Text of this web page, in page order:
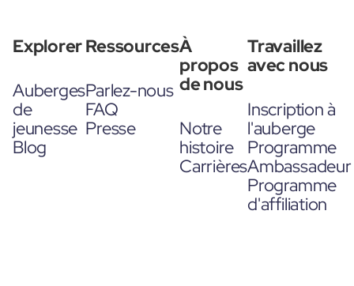
Explorer
Auberges
de
jeunesse
Blog
Ressources
Parlez-nous
FAQ
Presse
À
propos
de nous
Notre
histoire
Carrières
Travaillez
avec nous
Inscription à
l'auberge
Programme
Ambassadeur
Programme
d'affiliation